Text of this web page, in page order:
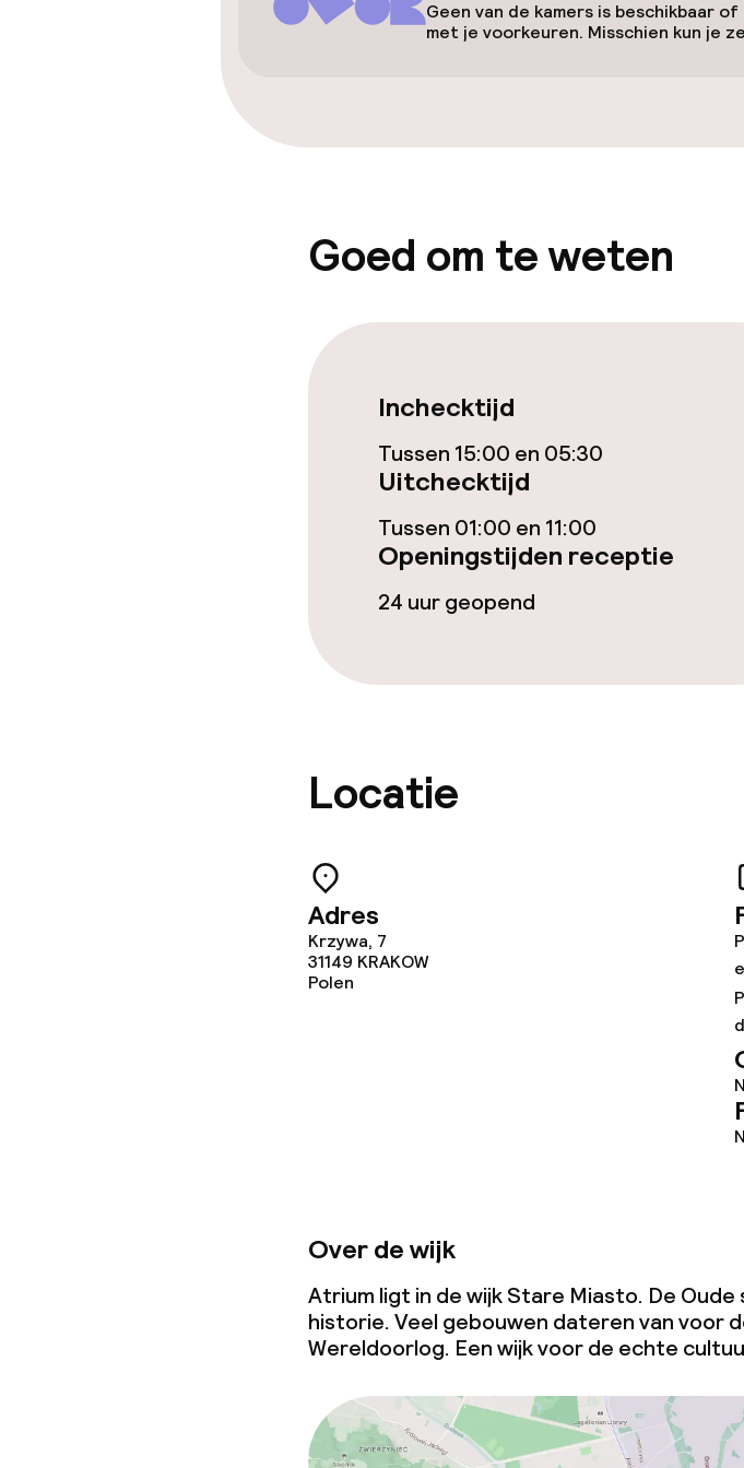
Lift
Eet- en drinkdiensten
Ontbijtbuffet
Lunch à la carte
Schoonmaakvoorzieningen
Wasservice
Beleid
Vrijgezellenfeesten of andere
feesten niet toegestaan
Geen van de kamers is beschikbaar
met je voorkeuren. Misschien kun je
Goed om te weten
Inchecktijd
Tussen 15:00 en 05:30
Uitchecktijd
Tussen 01:00 en 11:00
Openingstijden receptie
24 uur geopend
Locatie
Adres
Krzywa, 7
31149 KRAKOW
Polen
Over de wijk
Atrium ligt in de wijk Stare Miasto. De
historie. Veel gebouwen dateren van voor
Wereldoorlog. Een wijk voor de echte